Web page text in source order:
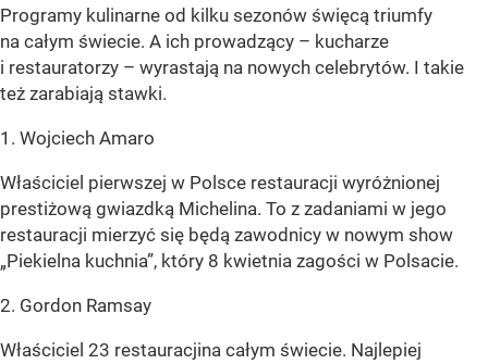
Programy kulinarne od kilku sezonów święcą triumfy
na całym świecie. A ich prowadzący – kucharze
i restauratorzy – wyrastają na nowych celebrytów. I takie
też zarabiają stawki.
1. Wojciech Amaro
Właściciel pierwszej w Polsce restauracji wyróżnionej
prestiżową gwiazdką Michelina. To z zadaniami w jego
restauracji mierzyć się będą zawodnicy w nowym show
„Piekielna kuchnia”, który 8 kwietnia zagości w Polsacie.
2. Gordon Ramsay
Właściciel 23 restauracjina całym świecie. Najlepiej